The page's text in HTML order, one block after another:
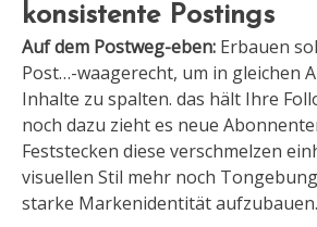
konsistente Postings
Auf dem Postweg-eben: Erbauen
Post…-waagerecht, um in gleichen
Inhalte zu spalten. das hält Ihre
noch dazu zieht es neue
Feststecken diese verschmelzen
visuellen Stil mehr noch
starke Markenidentität aufzubauen.